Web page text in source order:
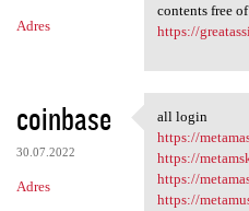
Adres
contents free
https://
coinbase
30.07.2022
Adres
all login
all login
https://
https://
https://
https://